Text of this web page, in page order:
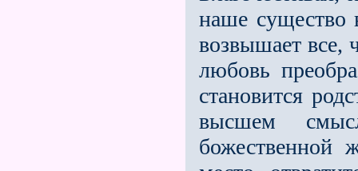
наше существо
возвышает все,
любовь
становится
высшем
божественной